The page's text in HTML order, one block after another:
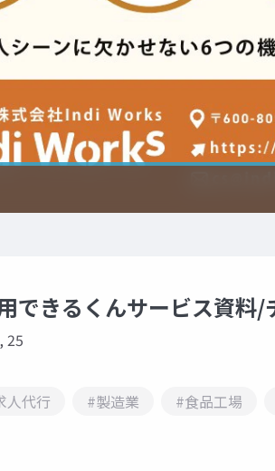
できるくんサービス資料/
25
人代行 #製造業 #食品工場